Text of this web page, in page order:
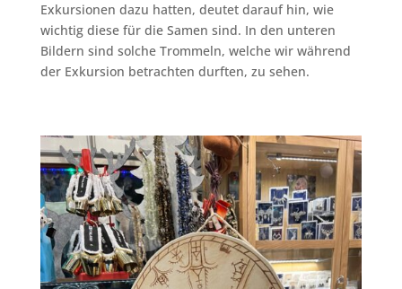
Exkursionen dazu hatten, deutet darauf hin, wie
wichtig diese für die Samen sind. In den unteren
Bildern sind solche Trommeln, welche wir während
der Exkursion betrachten durften, zu sehen.